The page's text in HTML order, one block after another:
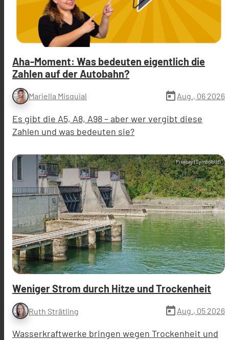
Aha-Moment: Was bedeuten eigentlich die
Zahlen auf der Autobahn?
Mariella Misquial today Aug., 06 2026
Es gibt die A5, A8, A98 – aber wer vergibt diese
Zahlen und was bedeuten sie?
Pixabay (Symbolbild)
Weniger Strom durch Hitze und Trockenheit
Ruth Strätling today Aug., 05 2026
Wasserkraftwerke bringen wegen Trockenheit und